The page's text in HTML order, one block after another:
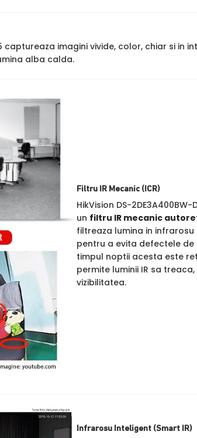
captureaza imagini vivide, color, chiar si in
alba calda.
Filtru IR Mecanic (ICR)
HikVision DS-2DE3A400BW-
un filtru IR mecanic
filtreaza lumina in infrarosu
pentru a evita defectele de
timpul noptii acesta este
permite luminii IR sa
vizibilitatea.
Infrarosu Inteligent (Smart IR)